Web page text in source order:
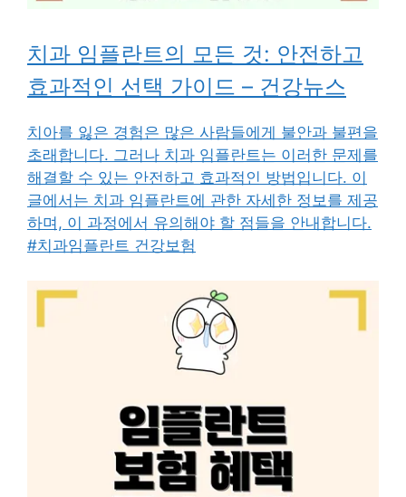
치과 임플란트의 모든 것: 안전하고
효과적인 선택 가이드 – 건강뉴스
치아를 잃은 경험은 많은 사람들에게 불안과 불편을
초래합니다. 그러나 치과 임플란트는 이러한 문제를
해결할 수 있는 안전하고 효과적인 방법입니다. 이
글에서는 치과 임플란트에 관한 자세한 정보를 제공
하며, 이 과정에서 유의해야 할 점들을 안내합니다.
#치과임플란트 건강보험